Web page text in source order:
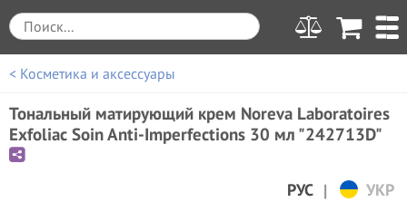
< Косметика и аксессуары
Тональный матирующий крем Noreva Laboratoires
Exfoliac Soin Anti-Imperfections 30 мл "242713D"
РУС | УКР